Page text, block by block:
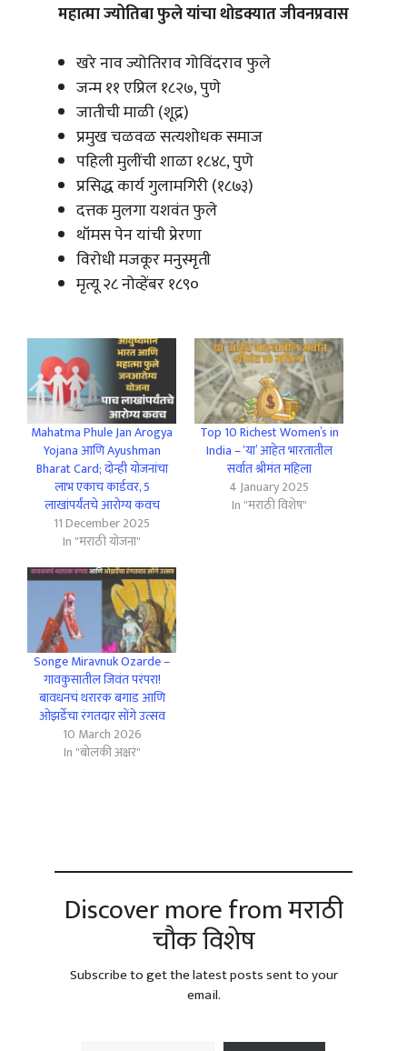
महात्मा ज्योतिबा फुले यांचा थोडक्यात जीवनप्रवास
खरे नाव ज्योतिराव गोविंदराव फुले
जन्म ११ एप्रिल १८२७, पुणे
जातीची माळी (शूद्र)
प्रमुख चळवळ सत्यशोधक समाज
पहिली मुलींची शाळा १८४८, पुणे
प्रसिद्ध कार्य गुलामगिरी (१८७३)
दत्तक मुलगा यशवंत फुले
थॉमस पेन यांची प्रेरणा
विरोधी मजकूर मनुस्मृती
मृत्यू २८ नोव्हेंबर १८९०
Mahatma Phule Jan Arogya
Yojana आणि Ayushman
Bharat Card; दोन्ही योजनांचा
लाभ एकाच कार्डवर, 5
लाखांपर्यंतचे आरोग्य कवच
11 December 2025
In "मराठी योजना"
Top 10 Richest Women’s in
India – ‘या’ आहेत भारतातील
सर्वात श्रीमंत महिला
4 January 2025
In "मराठी विशेष"
Songe Miravnuk Ozarde –
गावकुसातील जिवंत परंपरा!
बावधनचं थरारक बगाड आणि
ओझर्डेचा रंगतदार सोंगे उत्सव
10 March 2026
In "बोलकी अक्षरं"
Discover more from मराठी
चौक विशेष
Subscribe to get the latest posts sent to your
email.